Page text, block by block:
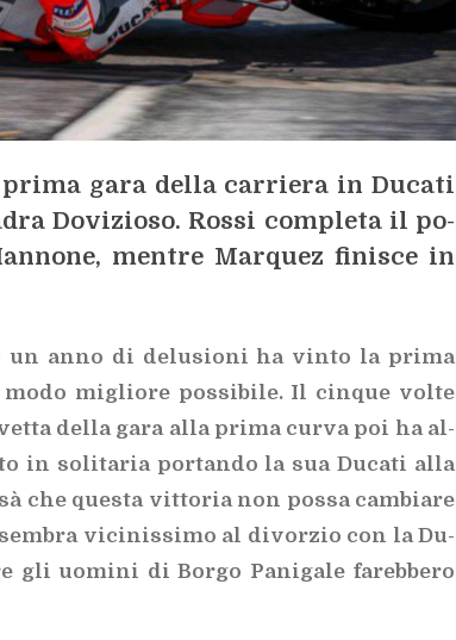
gara del­la car­rie­ra in Du­ca­ti
Do­vi­zio­so. Ros­si com­ple­ta il po­
men­tre Mar­quez fi­ni­sce in
un anno di de­lu­sio­ni ha vin­to la pri­ma
mi­glio­re pos­si­bi­le. Il cin­que vol­te
del­la gara alla pri­ma cur­va poi ha al­
in so­li­ta­ria por­tan­do la sua Du­ca­ti alla
che que­sta vit­to­ria non pos­sa cam­bia­re
vi­ci­nis­si­mo al di­vor­zio con la Du­
gli uo­mi­ni di Bor­go Pa­ni­ga­le fa­reb­be­ro